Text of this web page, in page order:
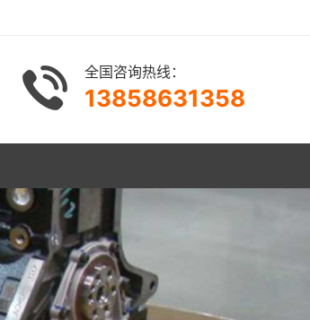
全国咨询热线：
13858631358